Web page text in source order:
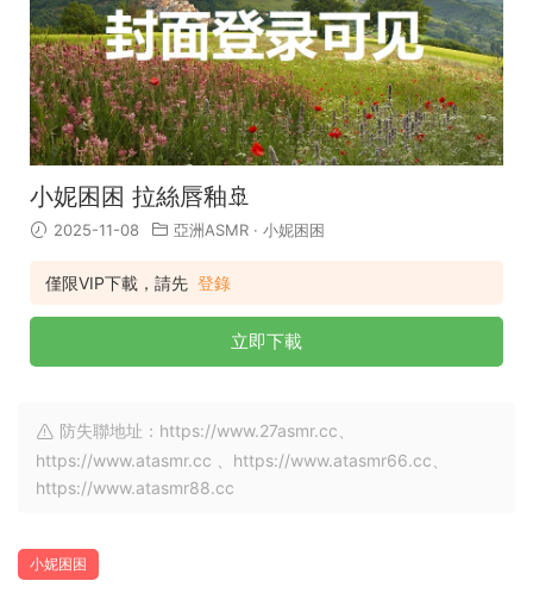
小妮困困 拉絲唇釉🚢
2025-11-08 亞洲ASMR · 小妮困困
僅限VIP下載，請先 登錄
立即下載
防失聯地址：https://www.27asmr.cc、
https://www.atasmr.cc 、https://www.atasmr66.cc、
https://www.atasmr88.cc
小妮困困